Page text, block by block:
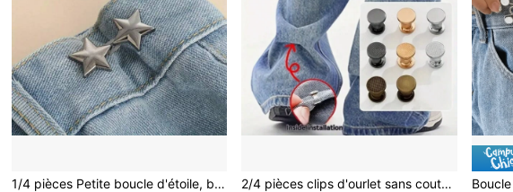
1/4 pièces Petite boucle d'étoile, boucle de jeans amovible sans couture - Outil de réducteur de taille - Ajustement de taille sans soudure - Améliorez facilement votre tour de taille
2/4 pièces clips d'ourlet sans couture pour pantalons et chapeaux - serre-taille invisible et réglable en doré/argenté/noir